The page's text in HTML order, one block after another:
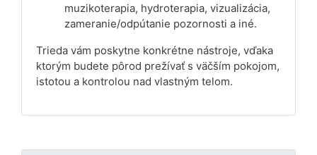
muzikoterapia, hydroterapia, vizualizácia,
zameranie/odpútanie pozornosti a iné.
Trieda vám poskytne konkrétne nástroje, vďaka
ktorým budete pôrod prežívať s väčším pokojom,
istotou a kontrolou nad vlastným telom.